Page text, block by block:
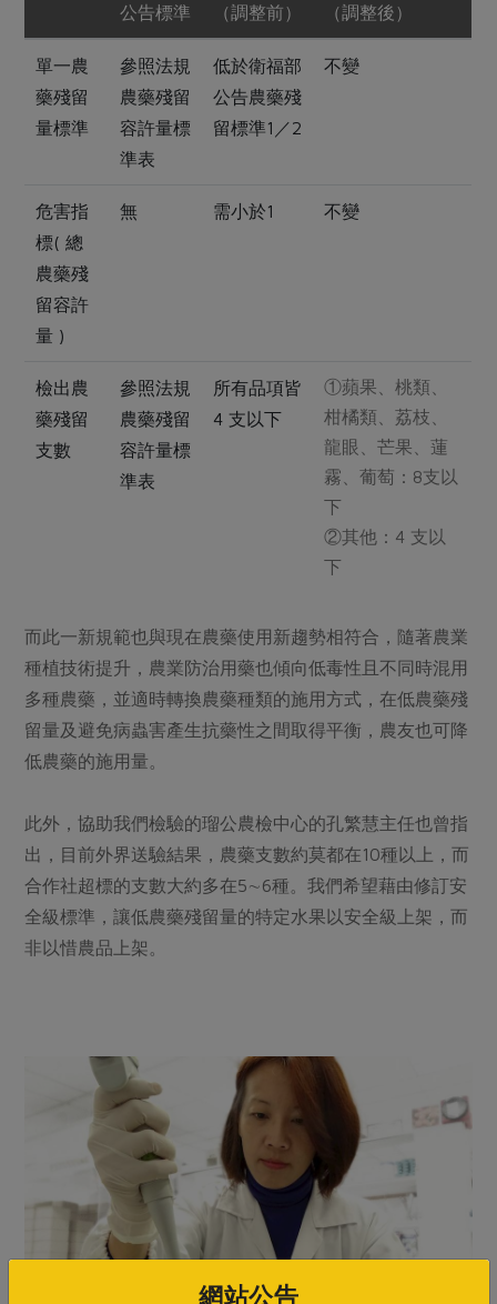
公告標準
（調整前）
（調整後）
單一農
藥殘留
量標準
參照法規
農藥殘留
容許量標
準表
低於衛福部
公告農藥殘
留標準1／2
不變
危害指
標( 總
農藥殘
留容許
量 )
無 需小於1 不變
檢出農
藥殘留
支數
參照法規
農藥殘留
容許量標
準表
所有品項皆
4 支以下
①蘋果、桃類、
柑橘類、荔枝、
龍眼、芒果、蓮
霧、葡萄：8支以
下
②其他：4 支以
下
而此一新規範也與現在農藥使用新趨勢相符合，隨著農業
種植技術提升，農業防治用藥也傾向低毒性且不同時混用
多種農藥，並適時轉換農藥種類的施用方式，在低農藥殘
留量及避免病蟲害產生抗藥性之間取得平衡，農友也可降
低農藥的施用量。
此外，協助我們檢驗的瑠公農檢中心的孔繁慧主任也曾指
出，目前外界送驗結果，農藥支數約莫都在10種以上，而
合作社超標的支數大約多在5∼6種。我們希望藉由修訂安
全級標準，讓低農藥殘留量的特定水果以安全級上架，而
非以惜農品上架。
網站公告